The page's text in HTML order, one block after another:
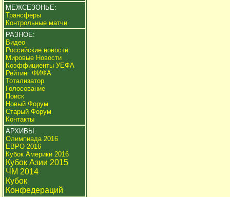
МЕЖСЕЗОНЬЕ:
Трансферы
Контрольные матчи
РАЗНОЕ:
Видео
Российские новости
Мировые Новости
Коэффициенты УЕФА
Рейтинг ФИФА
Тотализатор
Голосование
Поиск
Новый Форум
Старый Форум
Контакты
АРХИВЫ:
Олимпиада 2016
ЕВРО 2016
Кубок Америки 2016
Кубок Азии 2015
ЧМ 2014
Кубок
Конфедераций